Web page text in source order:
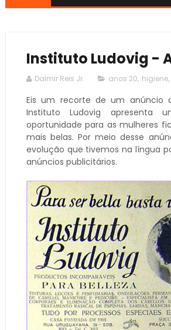
Instituto Ludovig -
Dalmir Reis Jr. anos 20, higiene,
Eis um recorte de um anúncio
Instituto Ludovig apresenta
oportunidade para as mulheres
mais belas. Por meio desse
evolução que tivemos na língua
anúncios publicitários.